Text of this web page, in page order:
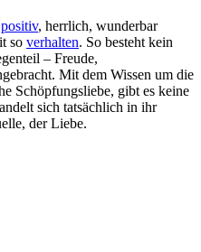
positiv, herrlich, wunderbar
so verhalten. So besteht kein
– Freude,
Mit dem Wissen um die
Schöpfungsliebe, gibt es keine
sich tatsächlich in ihr
der Liebe.